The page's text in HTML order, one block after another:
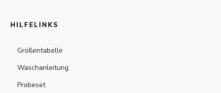
HILFELINKS
Größentabelle
Waschanleitung
Probeset